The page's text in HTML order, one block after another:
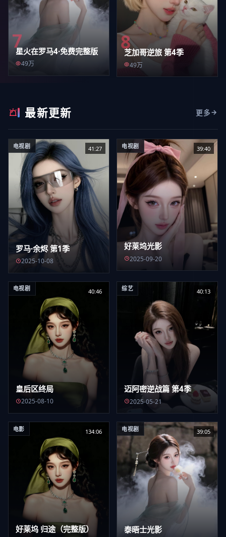
7
星火在罗马4·免费完整版
49万
8
芝加哥逆旅 第4季
49万
最新更新 更多
电视剧 41:27
罗马·余烬 第1季
2025-10-08
电视剧 39:40
好莱坞光影
2025-09-20
电视剧 40:46
皇后区终局
2025-08-10
综艺 40:13
迈阿密逆战篇 第4季
2025-05-21
电影 134:06
好莱坞 归途（完整版）
电视剧 39:05
泰晤士光影